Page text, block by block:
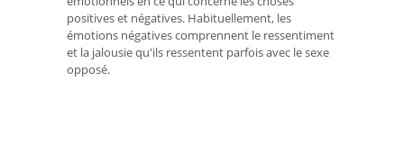
positives et négatives. Habituellement, les
émotions négatives comprennent le ressentiment
et la jalousie qu'ils ressentent parfois avec le sexe
opposé.